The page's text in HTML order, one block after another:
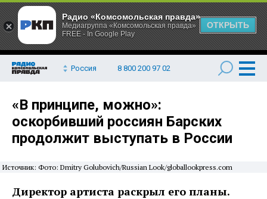
Россия 8 800 200 97 02
«В принципе, можно»:
оскорбивший россиян Барских
продолжит выступать в России
Источник: Фото: Dmitry Golubovich/Russian Look/globallookpress.com
Директор артиста раскрыл его планы.
Радио «Комсомольская правда»
Медиагруппа «Комсомольская правда»
FREE - In Google Play
ОТКРЫТЬ